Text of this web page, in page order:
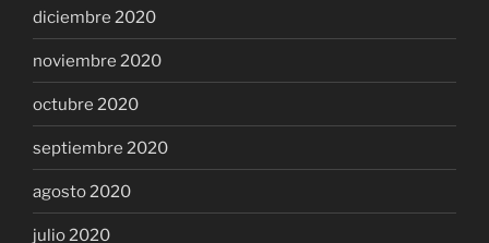
diciembre 2020
noviembre 2020
octubre 2020
septiembre 2020
agosto 2020
julio 2020